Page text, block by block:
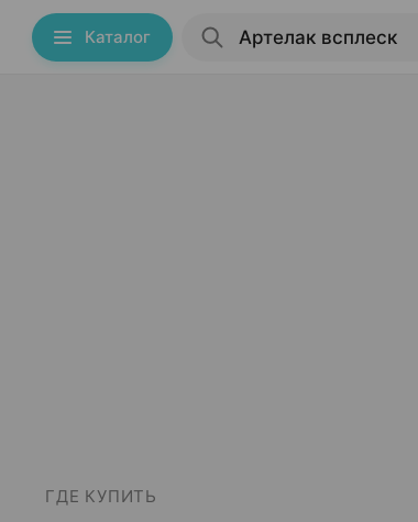
Каталог
ГДЕ КУПИТЬ